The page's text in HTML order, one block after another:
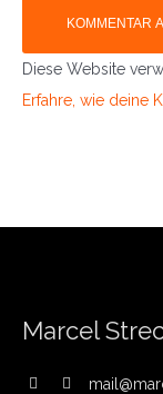
Diese Website
Erfahre, wie deine
Marcel